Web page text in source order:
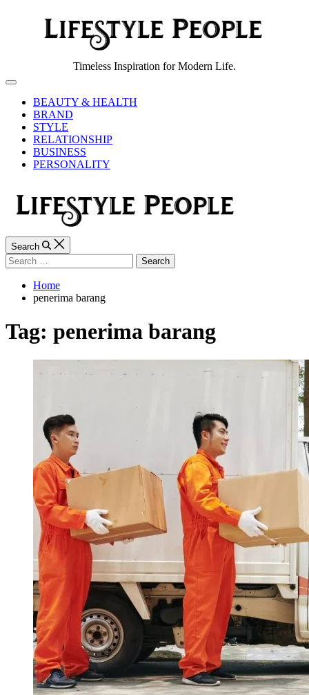
People
Timeless Inspiration for Modern Life.
Off
CanvasBEAUTY & HEALTH
BRAND
STYLE
RELATIONSHIP
BUSINESS
PERSONALITY
Search
Search
for:
Home
penerima barang
Tag: penerima barang